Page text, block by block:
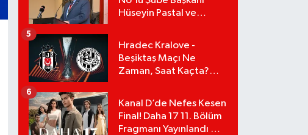
Hüseyin Pastal ve
Hradec Kralove -
Beşiktaş Maçı Ne
Zaman, Saat Kaçta?
Detayları!
5
Kanal D’de Nefes Kesen
Final! Daha 17 11. Bölüm
Fragmanı Yayınlandı Mı?
6